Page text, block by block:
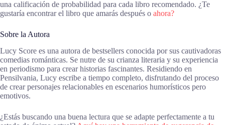
una calificación de probabilidad para cada libro recomendado. ¿Te
gustaría encontrar el libro que amarás después o ahora?
Sobre la Autora
Lucy Score es una autora de bestsellers conocida por sus cautivadoras
comedias románticas. Se nutre de su crianza literaria y su experiencia
en periodismo para crear historias fascinantes. Residiendo en
Pensilvania, Lucy escribe a tiempo completo, disfrutando del proceso
de crear personajes relacionables en escenarios humorísticos pero
emotivos.
¿Estás buscando una buena lectura que se adapte perfectamente a tu